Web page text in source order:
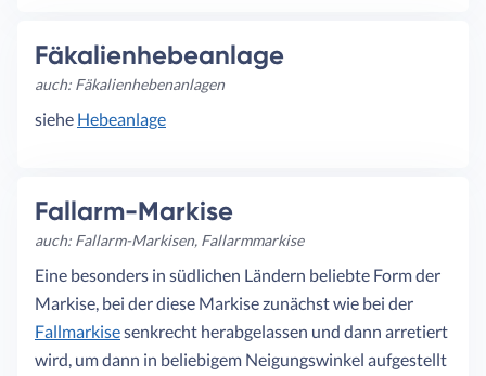
Fäkalienhebeanlage
auch: Fäkalienhebenanlagen
siehe Hebeanlage
Fallarm-Markise
auch: Fallarm-Markisen, Fallarmmarkise
Eine besonders in südlichen Ländern beliebte Form der
Markise, bei der diese Markise zunächst wie bei der
Fallmarkisesenkrecht herabgelassen und dann arretiert
wird, um dann in beliebigem Neigungswinkel aufgestellt